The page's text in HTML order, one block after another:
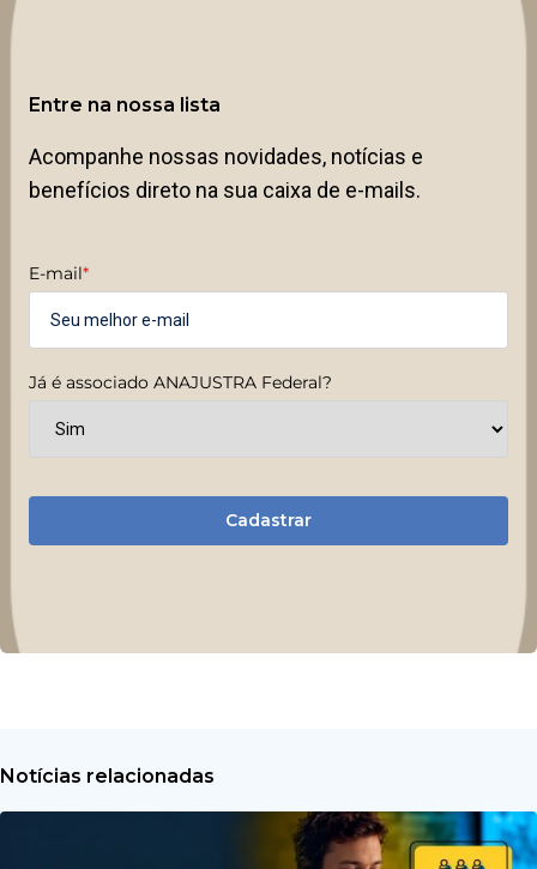
Entre na nossa lista
Acompanhe nossas novidades, notícias e
benefícios direto na sua caixa de e-mails.
E-mail*
Já é associado ANAJUSTRA Federal?
Cadastrar
Notícias relacionadas